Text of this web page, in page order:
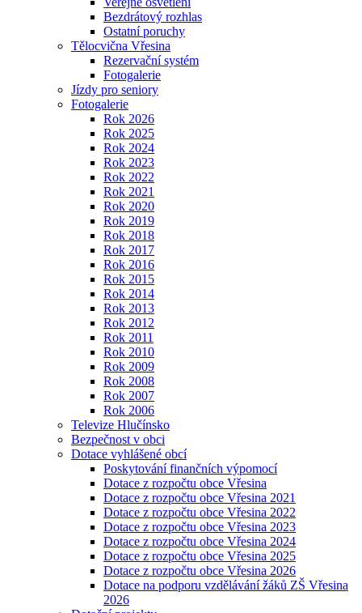
Bezdrátový rozhlas
Ostatní poruchy
Tělocvična Vřesina
Rezervační systém
Fotogalerie
Jízdy pro seniory
Fotogalerie
Rok 2026
Rok 2025
Rok 2024
Rok 2023
Rok 2022
Rok 2021
Rok 2020
Rok 2019
Rok 2018
Rok 2017
Rok 2016
Rok 2015
Rok 2014
Rok 2013
Rok 2012
Rok 2011
Rok 2010
Rok 2009
Rok 2008
Rok 2007
Rok 2006
Televize Hlučínsko
Bezpečnost v obci
Dotace vyhlášené obcí
Poskytování finančních výpomocí
Dotace z rozpočtu obce Vřesina
Dotace z rozpočtu obce Vřesina 2021
Dotace z rozpočtu obce Vřesina 2022
Dotace z rozpočtu obce Vřesina 2023
Dotace z rozpočtu obce Vřesina 2024
Dotace z rozpočtu obce Vřesina 2025
Dotace z rozpočtu obce Vřesina 2026
Dotace na podporu vzdělávání žáků ZŠ Vřesina
2026